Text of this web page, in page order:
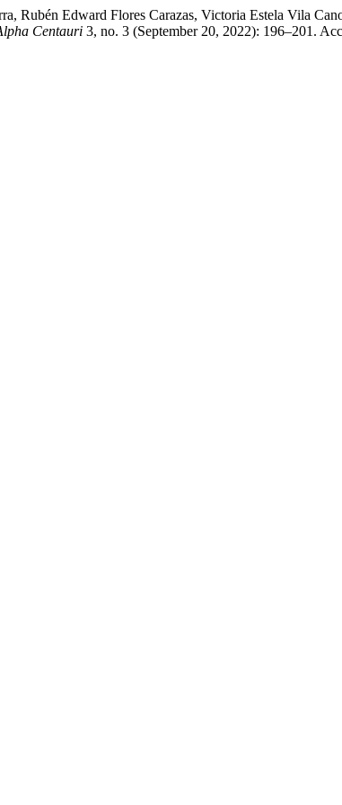
Rubén Edward Flores Carazas, Victoria Estela Vila
Centauri 3, no. 3 (September 20, 2022): 196–201.